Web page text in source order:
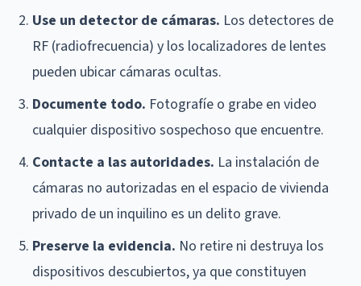
Use un detector de cámaras. Los detectores de
RF (radiofrecuencia) y los localizadores de lentes
pueden ubicar cámaras ocultas.
Documente todo. Fotografíe o grabe en video
cualquier dispositivo sospechoso que encuentre.
Contacte a las autoridades. La instalación de
cámaras no autorizadas en el espacio de vivienda
privado de un inquilino es un delito grave.
Preserve la evidencia. No retire ni destruya los
dispositivos descubiertos, ya que constituyen